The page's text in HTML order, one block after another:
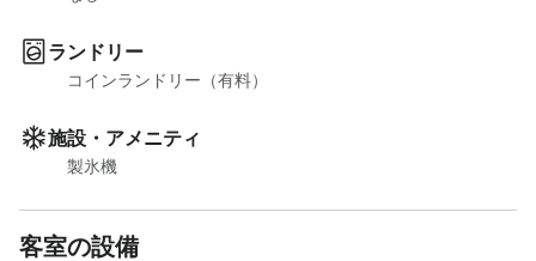
ランドリー
コインランドリー（有料）
施設・アメニティ
製氷機
客室の設備